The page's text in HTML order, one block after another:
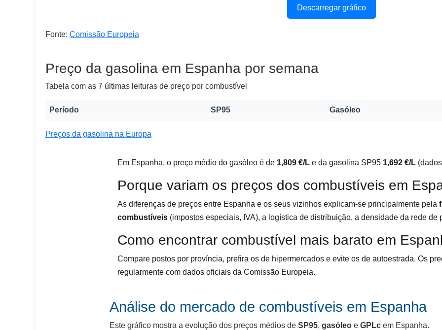
Descarregar gráfico
Fonte: Comissão Europeia
Preço da gasolina em Espanha por semana
Tabela com as 7 últimas leituras de preço por combustível
Período SP95 Gasóleo
Preços da gasolina na Europa
Em Espanha, o preço médio do gasóleo é de 1,809 €/L e da gasolina SP95 1,692 €/L
Porque variam os preços dos combustíveis em
As diferenças de preços entre Espanha e os seus vizinhos explicam-se principalmente pela
combustíveis (impostos especiais, IVA), a logística de distribuição, a densidade da rede de
Como encontrar combustível mais barato em
Compare postos por província, prefira os de hipermercados e evite os de autoestrada. Os
regularmente com dados oficiais da Comissão Europeia.
Análise do mercado de combustíveis em Espanha
Este gráfico mostra a evolução dos preços médios de SP95, gasóleo e GPLc em Espanha.